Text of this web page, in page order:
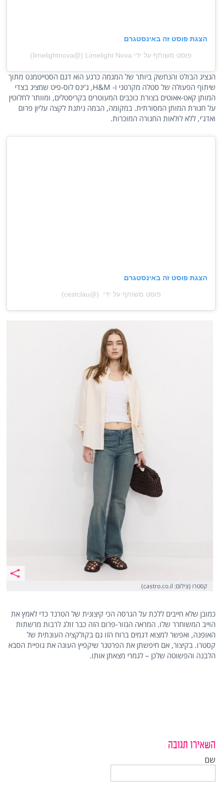
הצגת פוסט זה באינסטגרם
פוסט משותף על ידי ‏‎Limelight Nova‎‏ (@‏‎limelightnova‎‏)
הנציג הבולט והנחשק ביותר של המגמה כרגע הוא דגם הסטייטמנט מתוך
שיתוף הפעולה של סטלה מקרטני ו- H&M, ג'ינס לוס-פיט שמציג בצדי
המותן קאט-אאוטים בצורת כוכבים המעוטרים בקריסטלים, ומוותר לחלוטין
על חגורת המותן המסורתית. במקומה, הבמה ניתנת לקצה עליון פרום
ואדג'י, ללא לולאות החגורה המוכרות.
הצגת פוסט זה באינסטגרם
פוסט משותף על ידי ‏‏ (@‏‎cestclau‎‏)
קסטרו (צילום: castro.co.il)
כמובן שלא חייבים ללכת על הגרסה הכי קיצונית של הטרנד כדי לאמץ את
הוייב המשוחרר שלו. המראה הגזור-פרום הזה כבר זולג לרבות מרשתות
האופנה, ואפשר למצוא דגמים ברוח הזו גם בקולקציה העונתית של
קסטרו. בקיצור, אם חיפשתן את הפרטנר שיקפיץ העונה את גופיית הסבא
הלבנה והפשוטה שלכן – לגמרי מצאתן אותו.
השאירו תגובה
שם